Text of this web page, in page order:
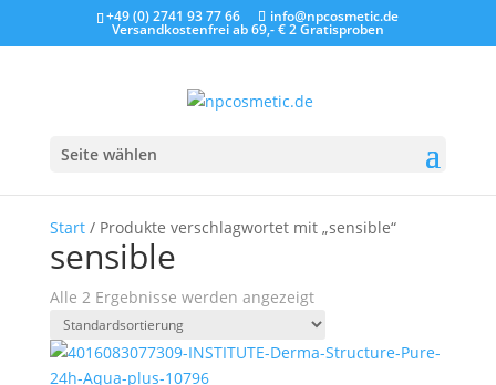
+49 (0) 2741 93 77 66 info@npcosmetic.de
Versandkostenfrei ab 69,- €2 Gratisproben
Seite wählen
Start/ Produkte verschlagwortet mit „sensible“
sensible
Alle 2 Ergebnisse werden angezeigt